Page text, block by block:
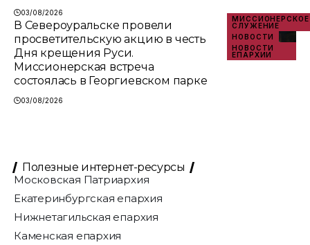
03/08/2026
МИССИОНЕРСКОЕ
СЛУЖЕНИЕ
НОВОСТИ
НОВОСТИ
ЕПАРХИИ
В Североуральске провели
просветительскую акцию в честь
Дня крещения Руси.
Миссионерская встреча
состоялась в Георгиевском парке
03/08/2026
Полезные интернет-ресурсы
Московская Патриархия
Екатеринбургская епархия
Нижнетагильская епархия
Каменская епархия